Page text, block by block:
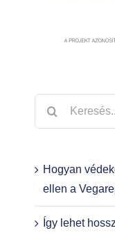
Hogyan
ellen a
Így lehet